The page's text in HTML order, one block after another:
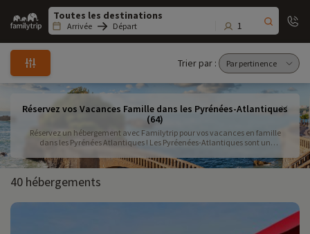
Family
trip
Arrivée Départ 1
Trier par :
Réservez vos Vacances Famille dans les Pyrénées-Atlantiques
(64)
Réservez un hébergement avec Familytrip pour vos vacances en famille
dans les Pyrénées Atlantiques ! Les Pyréenées-Atlantiques sont un
semaine de vacances faire une rando en moyenne montagne et vous
baigner dans une baie splendide à Saint Jean de Luz . Découvrez notre
sélection de destinations Familytrip pour votre séjour en famille dans les
40 hébergements